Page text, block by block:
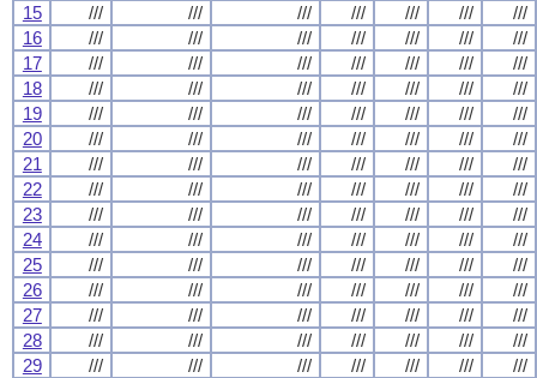
15
/// /// /// /// /// ///
///
16
/// /// /// /// /// ///
///
17
/// /// /// /// /// ///
///
18
/// /// /// /// /// ///
///
19
/// /// /// /// /// ///
///
20
/// /// /// /// /// ///
///
21
/// /// /// /// /// ///
///
22
/// /// /// /// /// ///
///
23
/// /// /// /// /// ///
///
24
/// /// /// /// /// ///
///
25
/// /// /// /// /// ///
///
26
/// /// /// /// /// ///
///
27
/// /// /// /// /// ///
///
28
/// /// /// /// /// ///
///
29
/// /// /// /// /// ///
///